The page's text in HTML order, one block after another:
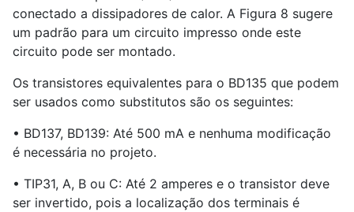
conectado a dissipadores de calor. A Figura 8 sugere
um padrão para um circuito impresso onde este
circuito pode ser montado.
Os transistores equivalentes para o BD135 que podem
ser usados ​​como substitutos são os seguintes:
• BD137, BD139: Até 500 mA e nenhuma modificação
é necessária no projeto.
• TIP31, A, B ou C: Até 2 amperes e o transistor deve
ser invertido, pois a localização dos terminais é